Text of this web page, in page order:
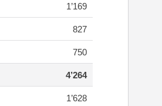
1’169
827
750
4’264
1’628